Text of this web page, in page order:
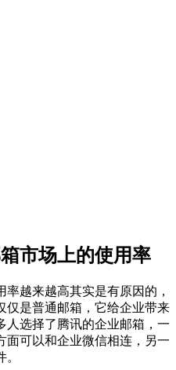
市场上的使用率
越来越高其实是有原因的，
仅是普通邮箱，它给企业带来
人选择了腾讯的企业邮箱，一
面可以和企业微信相连，另一